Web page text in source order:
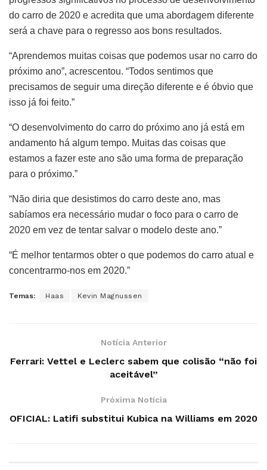
do carro de 2020 e acredita que uma abordagem diferente
será a chave para o regresso aos bons resultados.
“Aprendemos muitas coisas que podemos usar no carro do
próximo ano”, acrescentou. “Todos sentimos que
precisamos de seguir uma direção diferente e é óbvio que
isso já foi feito.”
“O desenvolvimento do carro do próximo ano já está em
andamento há algum tempo. Muitas das coisas que
estamos a fazer este ano são uma forma de preparação
para o próximo.”
“Não diria que desistimos do carro deste ano, mas
sabíamos era necessário mudar o foco para o carro de
2020 em vez de tentar salvar o modelo deste ano.”
“É melhor tentarmos obter o que podemos do carro atual e
concentrarmo-nos em 2020.”
Temas: Haas Kevin Magnussen
Notícia Anterior
Ferrari: Vettel e Leclerc sabem que colisão “não foi
aceitável”
Próxima Notícia
OFICIAL: Latifi substitui Kubica na Williams em 2020